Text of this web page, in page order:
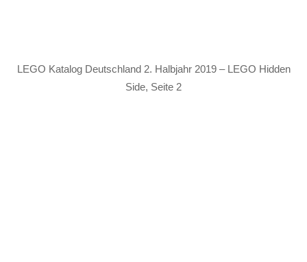
LEGO Katalog Deutschland 2. Halbjahr 2019 – LEGO Hidden
Side, Seite 2